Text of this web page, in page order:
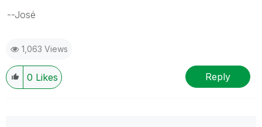
--José
1,063 Views
0 Likes Reply